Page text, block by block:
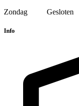
Zondag Gesloten
Info